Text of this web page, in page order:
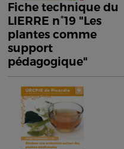
Fiche technique du
LIERRE n°19 "Les
plantes comme
support
pédagogique"